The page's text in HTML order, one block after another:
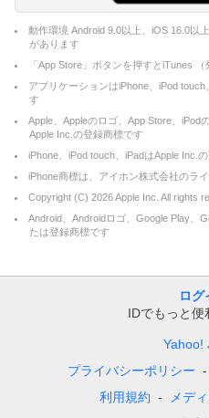
動作環境 Android 9.0以上、iOS 16.0以
があります
「App Store」ボタンを押すとiTunes
アプリケーションはiPhone、iPod
す
Apple、Appleのロゴ、App Store、iPod
Apple Inc.の登録商標です
iPhone、iPod touch、iPadはApple Inc.
iPhone商標は、アイホン株式会社のラ
Copyright (C) 2026Apple Inc. All rights
Android、Androidロゴ、Google Play、
たは登録商標です
ログ
IDでもっと便
Yahoo!
プライバシーポリシー
利用規約
メデ